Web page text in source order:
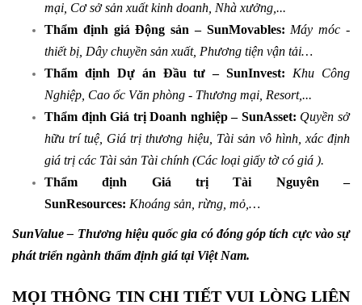
mại, Cơ sở sản xuất kinh doanh, Nhà xưởng,...
Thẩm định giá Động sản – SunMovables: Máy móc -
thiết bị, Dây chuyền sản xuất, Phương tiện vận tải…
Thẩm định Dự án Đầu tư – SunInvest:
Khu Công
Nghiệp, Cao ốc Văn phòng - Thương mại, Resort,...
Thẩm định Giá trị Doanh nghiệp – SunAsset: Quyền sở
hữu trí tuệ, Giá trị thương hiệu, Tài sản vô hình, xác định
giá trị các Tài sản Tài chính (Các loại giấy tờ có giá ).
Thẩm định Giá trị Tài Nguyên
–
SunResources: Khoáng sản, rừng, mỏ,…​
SunValue – Thương hiệu quốc gia có đóng góp tích cực vào sự
phát triển ngành thẩm định giá tại Việt Nam.
MỌI THÔNG TIN CHI TIẾT VUI LÒNG LIÊN